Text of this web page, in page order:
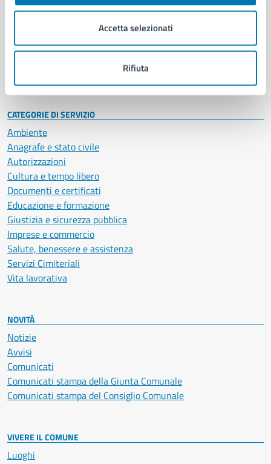
Accetta selezionati
Rifiuta
Enti e fondazioni
Personale amministrativo
Intranet, posta aziendale e protocollo
CATEGORIE DI SERVIZIO
Ambiente
Anagrafe e stato civile
Autorizzazioni
Cultura e tempo libero
Documenti e certificati
Educazione e formazione
Giustizia e sicurezza pubblica
Imprese e commercio
Salute, benessere e assistenza
Servizi Cimiteriali
Vita lavorativa
NOVITÀ
Notizie
Avvisi
Comunicati
Comunicati stampa della Giunta Comunale
Comunicati stampa del Consiglio Comunale
VIVERE IL COMUNE
Luoghi